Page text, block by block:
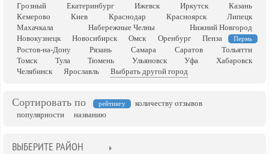
Грозный
Екатеринбург Ижевск Иркутск
Казань
Кемерово
Киев Краснодар Красноярск
Липецк
Махачкала
Набережные Челны
Нижний Новгород
Новокузнецк
Новосибирск Омск Оренбург Пенза Пермь
Ростов-на-Дону Рязань Самара Саратов
Тольятти
Томск
Тула Тюмень Ульяновск Уфа
Хабаровск
Челябинск
Ярославль Выбрать другой город
Сортировать по рейтингу
количеству отзывов
популярности
названию
ВЫБЕРИТЕ РАЙОН